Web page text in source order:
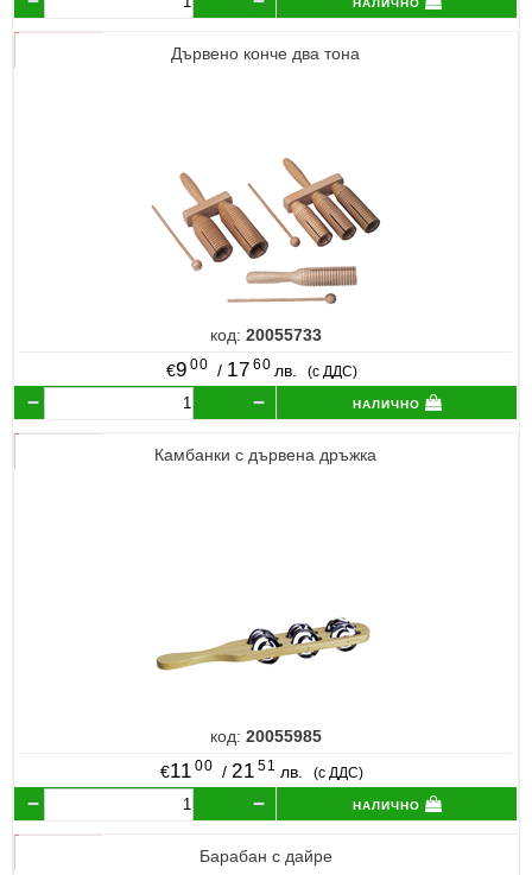
Дървено конче два тона
код: 20055733
€9 00 / 17 60 лв. (с ДДС)
налично
Камбанки с дървена дръжка
код: 20055985
€11 00 / 21 51 лв. (с ДДС)
налично
Барабан с дайре